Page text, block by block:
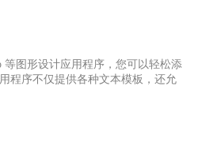
等图形设计应用程序，您可以轻松添
程序不仅提供各种文本模板，还允